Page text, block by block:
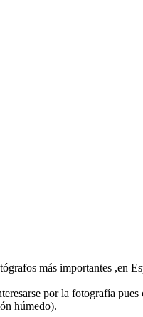
más importantes ,en
por la fotografía
húmedo).